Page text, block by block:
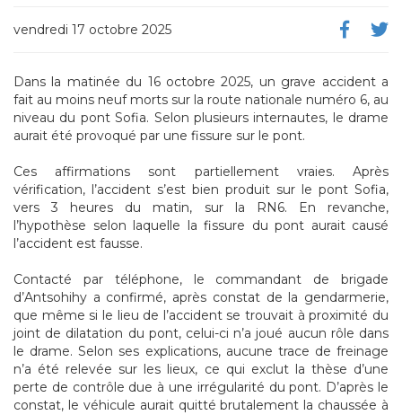
vendredi 17 octobre 2025
Dans la matinée du 16 octobre 2025, un grave accident a
fait au moins neuf morts sur la route nationale numéro 6, au
niveau du pont Sofia. Selon plusieurs internautes, le drame
aurait été provoqué par une fissure sur le pont.
Ces affirmations sont partiellement vraies. Après
vérification, l’accident s’est bien produit sur le pont Sofia,
vers 3 heures du matin, sur la RN6. En revanche,
l’hypothèse selon laquelle la fissure du pont aurait causé
l’accident est fausse.
Contacté par téléphone, le commandant de brigade
d’Antsohihy a confirmé, après constat de la gendarmerie,
que même si le lieu de l’accident se trouvait à proximité du
joint de dilatation du pont, celui-ci n’a joué aucun rôle dans
le drame. Selon ses explications, aucune trace de freinage
n’a été relevée sur les lieux, ce qui exclut la thèse d’une
perte de contrôle due à une irrégularité du pont. D’après le
constat, le véhicule aurait quitté brutalement la chaussée à